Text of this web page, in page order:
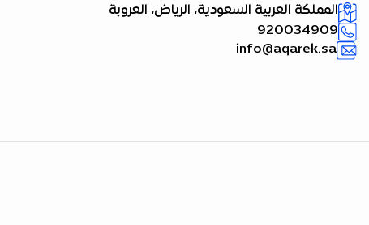
المملكة العربية السعودية، الرياض، العروبة
920034909
info@aqarek.sa